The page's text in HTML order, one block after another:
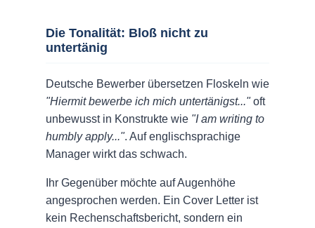
Die Tonalität: Bloß nicht zu
untertänig
Deutsche Bewerber übersetzen Floskeln wie
"Hiermit bewerbe ich mich untertänigst..."oft
unbewusst in Konstrukte wie "I am writing to
humbly apply...". Auf englischsprachige
Manager wirkt das schwach.
Ihr Gegenüber möchte auf Augenhöhe
angesprochen werden. Ein Cover Letter ist
kein Rechenschaftsbericht, sondern ein